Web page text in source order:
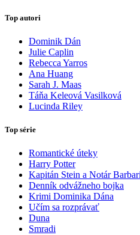
Top autori
Dominik Dán
Julie Caplin
Rebecca Yarros
Ana Huang
Sarah J. Maas
Táňa Keleová Vasilková
Lucinda Riley
Top série
Romantické úteky
Harry Potter
Kapitán Stein a Notár
Denník odvážneho bojka
Krimi Dominika Dána
Učím sa rozprávať
Duna
Smradi